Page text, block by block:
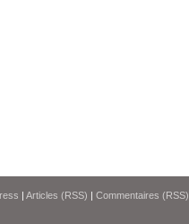
| Articles (RSS) | Commentaires (RSS)